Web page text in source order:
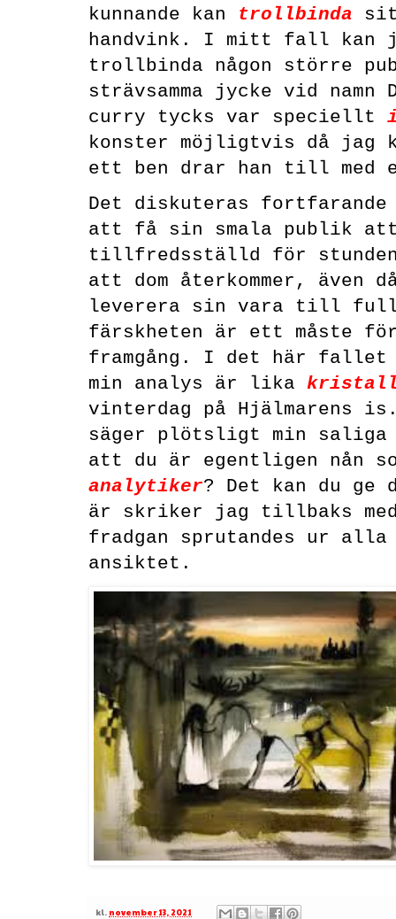
kunnande kan trollbinda
handvink. I mitt fall kan
trollbinda någon större
strävsamma jycke vid
curry tycks var speciellt
konster möjligtvis då jag
ett ben drar han till
Det diskuteras
att få sin smala publik
tillfredsställd för stunden
att dom återkommer, även
leverera sin vara till
färskheten är ett måste
framgång. I det här
min analys är lika
vinterdag på Hjälmarens
säger plötsligt min saliga
att du är egentligen nån
analytiker? Det kan du
är skriker jag tillbaks med
fradgan sprutandes ur
ansiktet.
kl. november 13, 2021